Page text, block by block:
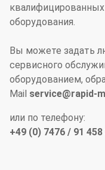
оборудования.
Вы можете задать
сервисного
оборудованием,
Mail service@rapid-
или по телефону:
+49 (0) 7476 / 91 458